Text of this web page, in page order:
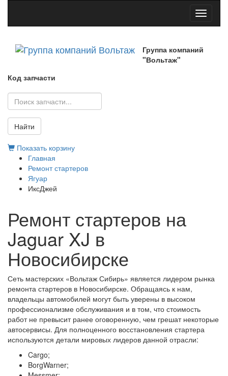
Toggle
Группа компаний
"Вольтаж"
Код запчасти
Найти
Показать корзину
Главная
Ремонт стартеров
Ягуар
ИксДжей
Ремонт стартеров на
Jaguar XJ в
Новосибирске
Сеть мастерских «Вольтаж Сибирь» является лидером рынка
ремонта стартеров в Новосибирске. Обращаясь к нам,
владельцы автомобилей могут быть уверены в высоком
профессионализме обслуживания и в том, что стоимость
работ не превысит ранее оговоренную, чем грешат некоторые
автосервисы. Для полноценного восстановления стартера
используются детали мировых лидеров данной отрасли:
Cargo;
BorgWarner;